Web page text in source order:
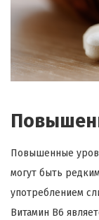
Повышенные
могут быть
употреблением
Витамин B6